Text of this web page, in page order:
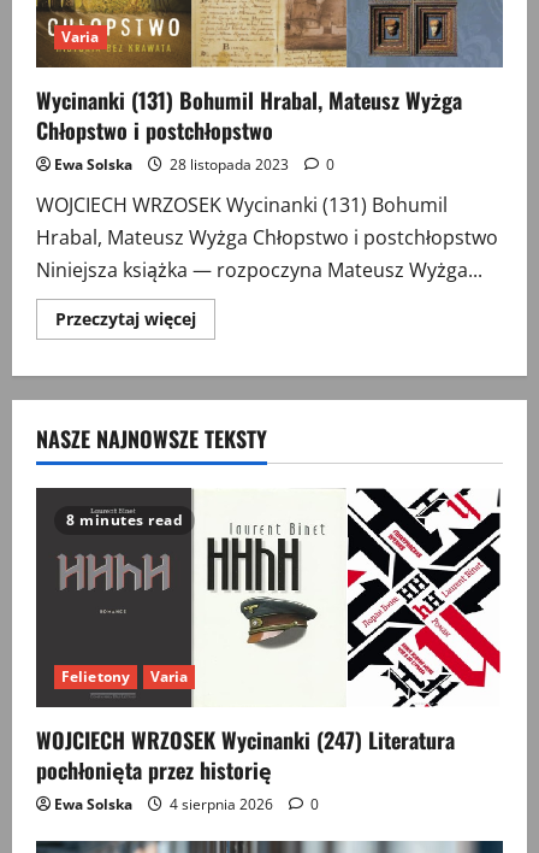
Varia
Wycinanki (131) Bohumil Hrabal, Mateusz Wyżga
Chłopstwo i postchłopstwo
Ewa Solska 28 listopada 2023 0
WOJCIECH WRZOSEK Wycinanki (131) Bohumil
Hrabal, Mateusz Wyżga Chłopstwo i postchłopstwo
Niniejsza książka — rozpoczyna Mateusz Wyżga...
Przeczytaj więcejPrzeczytaj
więcej
Bohumil
Mateusz
Wyżga
Chłopstwo
NASZE NAJNOWSZE TEKSTY
8 minutes read
Felietony Varia
WOJCIECH WRZOSEK Wycinanki (247) Literatura
pochłonięta przez historię
Ewa Solska 4 sierpnia 2026 0